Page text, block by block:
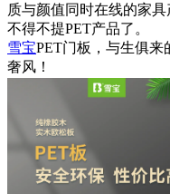
质与颜值同时在线的家
不得不提PET产品了。
雪宝PET门板，与生俱来
奢风！